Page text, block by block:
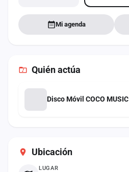
Ubicación
LUGAR
Mi agenda
Quién actúa
Disco Móvil COCO MUSIC